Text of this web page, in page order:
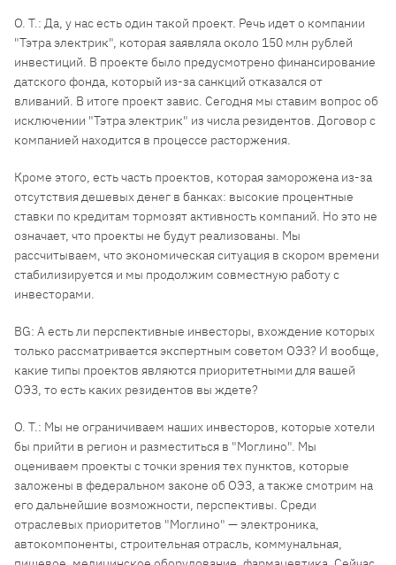
О. Т.: Да, у нас есть один такой проект. Речь идет о компании
"Тэтра электрик", которая заявляла около 150 млн рублей
инвестиций. В проекте было предусмотрено финансирование
датского фонда, который из-за санкций отказался от
вливаний. В итоге проект завис. Сегодня мы ставим вопрос об
исключении "Тэтра электрик" из числа резидентов. Договор с
компанией находится в процессе расторжения.
Кроме этого, есть часть проектов, которая заморожена из-за
отсутствия дешевых денег в банках: высокие процентные
ставки по кредитам тормозят активность компаний. Но это не
означает, что проекты не будут реализованы. Мы
рассчитываем, что экономическая ситуация в скором времени
стабилизируется и мы продолжим совместную работу с
инвесторами.
BG: А есть ли перспективные инвесторы, вхождение которых
только рассматривается экспертным советом ОЭЗ? И вообще,
какие типы проектов являются приоритетными для вашей
ОЭЗ, то есть каких резидентов вы ждете?
О. Т.: Мы не ограничиваем наших инвесторов, которые хотели
бы прийти в регион и разместиться в "Моглино". Мы
оцениваем проекты с точки зрения тех пунктов, которые
заложены в федеральном законе об ОЭЗ, а также смотрим на
его дальнейшие возможности, перспективы. Среди
отраслевых приоритетов "Моглино" — электроника,
автокомпоненты, строительная отрасль, коммунальная,